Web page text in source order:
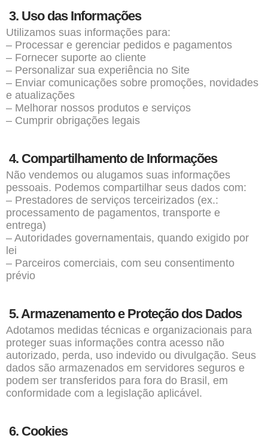
3. Uso das Informações
Utilizamos suas informações para:
– Processar e gerenciar pedidos e pagamentos
– Fornecer suporte ao cliente
– Personalizar sua experiência no Site
– Enviar comunicações sobre promoções, novidades
e atualizações
– Melhorar nossos produtos e serviços
– Cumprir obrigações legais
4. Compartilhamento de Informações
Não vendemos ou alugamos suas informações
pessoais. Podemos compartilhar seus dados com:
– Prestadores de serviços terceirizados (ex.:
processamento de pagamentos, transporte e
entrega)
– Autoridades governamentais, quando exigido por
lei
– Parceiros comerciais, com seu consentimento
prévio
5. Armazenamento e Proteção dos Dados
Adotamos medidas técnicas e organizacionais para
proteger suas informações contra acesso não
autorizado, perda, uso indevido ou divulgação. Seus
dados são armazenados em servidores seguros e
podem ser transferidos para fora do Brasil, em
conformidade com a legislação aplicável.
6. Cookies